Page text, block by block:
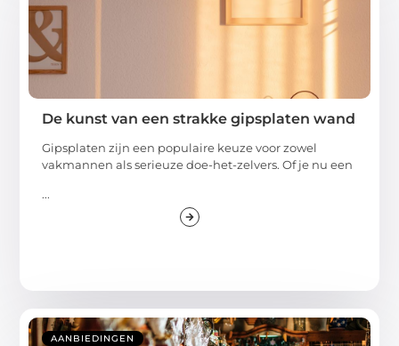
De kunst van een strakke gipsplaten wand
Gipsplaten zijn een populaire keuze voor zowel
vakmannen als serieuze doe-het-zelvers. Of je nu een
...
AANBIEDINGEN